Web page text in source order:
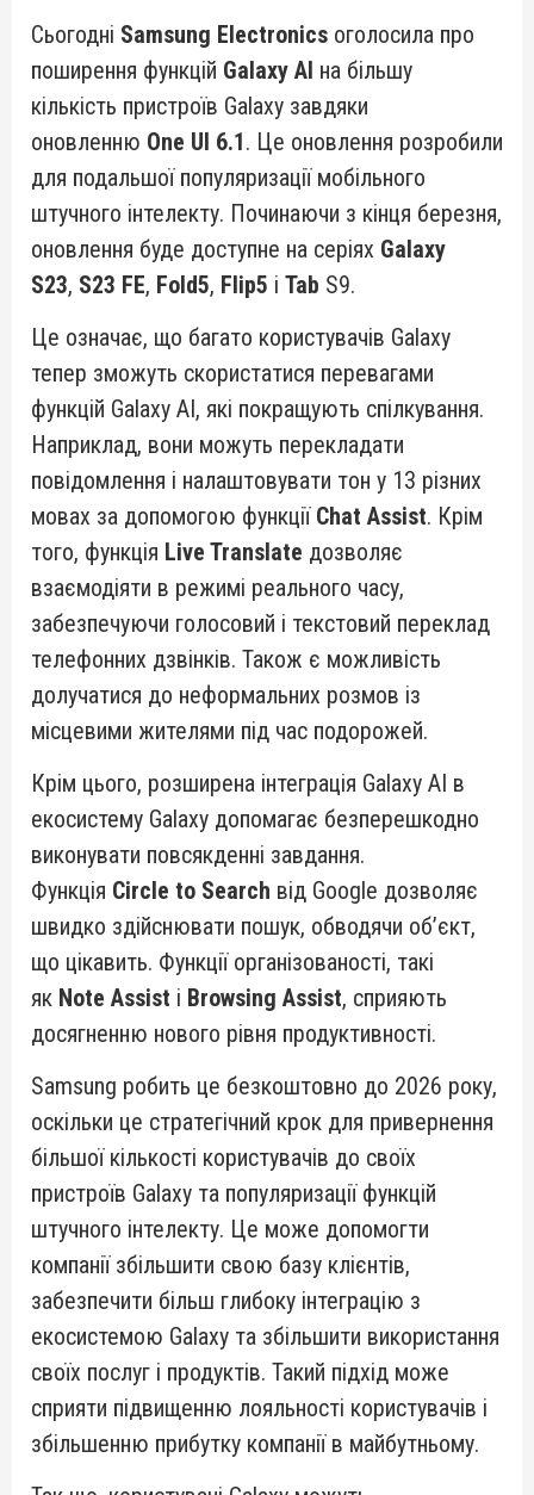
Сьогодні Samsung Electronics оголосила про
поширення функцій Galaxy AI на більшу
кількість пристроїв Galaxy завдяки
оновленню One UI 6.1. Це оновлення розробили
для подальшої популяризації мобільного
штучного інтелекту. Починаючи з кінця березня,
оновлення буде доступне на серіях Galaxy
S23, S23 FE, Fold5, Flip5 і Tab S9.
Це означає, що багато користувачів Galaxy
тепер зможуть скористатися перевагами
функцій Galaxy AI, які покращують спілкування.
Наприклад, вони можуть перекладати
повідомлення і налаштовувати тон у 13 різних
мовах за допомогою функції Chat Assist. Крім
того, функція Live Translate дозволяє
взаємодіяти в режимі реального часу,
забезпечуючи голосовий і текстовий переклад
телефонних дзвінків. Також є можливість
долучатися до неформальних розмов із
місцевими жителями під час подорожей.
Крім цього, розширена інтеграція Galaxy AI в
екосистему Galaxy допомагає безперешкодно
виконувати повсякденні завдання.
Функція Circle to Search від Google дозволяє
швидко здійснювати пошук, обводячи об’єкт,
що цікавить. Функції організованості, такі
як Note Assist і Browsing Assist, сприяють
досягненню нового рівня продуктивності.
Samsung робить це безкоштовно до 2026 року,
оскільки це стратегічний крок для привернення
більшої кількості користувачів до своїх
пристроїв Galaxy та популяризації функцій
штучного інтелекту. Це може допомогти
компанії збільшити свою базу клієнтів,
забезпечити більш глибоку інтеграцію з
екосистемою Galaxy та збільшити використання
своїх послуг і продуктів. Такий підхід може
сприяти підвищенню лояльності користувачів і
збільшенню прибутку компанії в майбутньому.